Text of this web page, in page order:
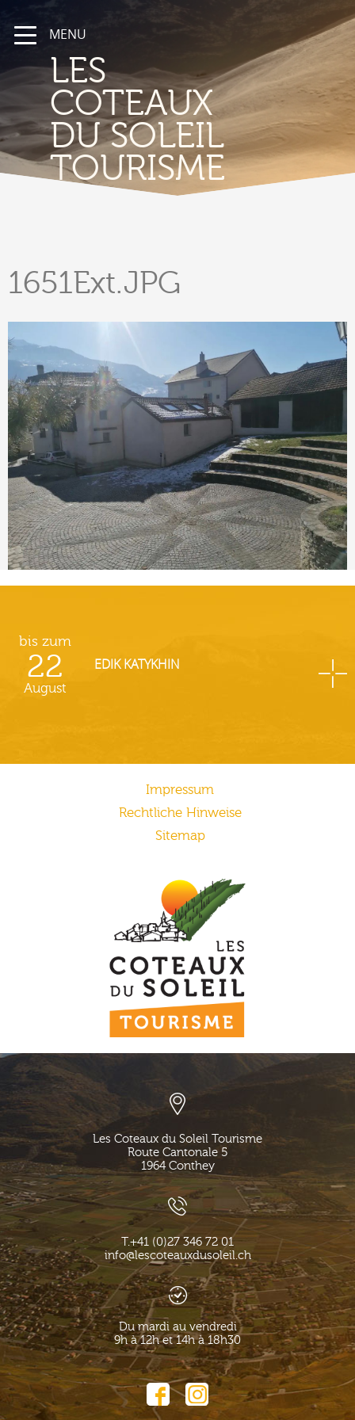
MENU
LES
COTEAUX
DU SOLEIL
TOURISME
1651Ext.JPG
bis zum
22
August
EDIK KATYKHIN
Impressum
Rechtliche Hinweise
Sitemap
Les Coteaux du Soleil Tourisme
Route Cantonale 5
1964 Conthey
T.+41 (0)27 346 72 01
info@lescoteauxdusoleil.ch
Du mardi au vendredi
9h à 12h et 14h à 18h30